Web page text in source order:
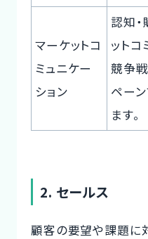
マーケットコ
ミュニケー
ション
認知
ット
競争
ペー
ます。
2. セールス
顧客の要望や課題に